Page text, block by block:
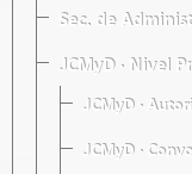
Sec. de
JCMyD · Nivel
JCMyD ·
JCMyD ·